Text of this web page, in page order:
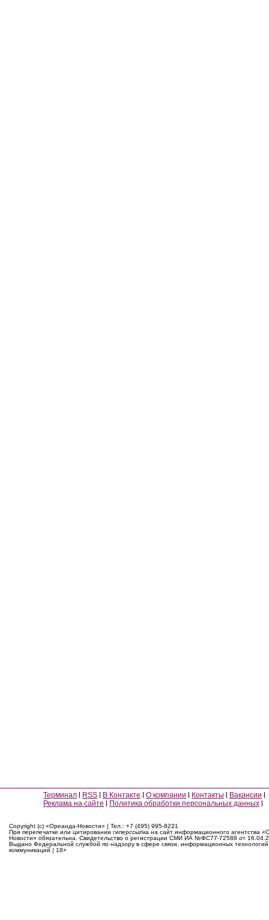
Терминал RSS В Контакте О компании Контакты
Вакансии
Реклама на сайте
Политика обработки персональных данных
Copyright (c) «Ореанда-Новости» | Тел.: +7 (495) 995-8221
При перепечатке или цитировании гиперссылка на сайт информационного агентства
Новости» обязательна. Свидетельство о регистрации СМИ ИА №ФС77-72588 от
Выдано Федеральной службой по надзору в сфере связи, информационных
коммуникаций | 18+